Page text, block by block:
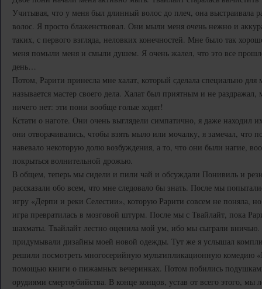
Учитывая, что у меня был длинный волос до плеч, она выстраивала
волос. Я просто блаженствовал. Они мыли меня очень нежно и
таких, с первого взгляда, неловких конечностей. Мне было так
меня помыли меня и смыли душем. Я очень жалел, что это все
день…
Потом, Рарити принесла мне халат, который сделала специально для
называется мастер своего дела. Халат был приятным и не
ничего нет: эти пони вообще голые ходят!
Кстати о наготе. Они очень выглядели симпатично, я даже находил
они отворачивались, чтобы взять мыло или мочалку, я замечал, что
навевало некоторую долю возбуждения, а то, что они были нагие,
покрыться волнительной дрожью.
В общем, теперь мы сидели и пили чай и обсуждали Понивиль и
рассказали обо всем, что мне следовало бы знать. После мы
игру «Дерпи и реки Селестии», которую Рарити совсем не поняла,
игра превратилась в мозговой штурм. После мы с Твайлайт, пока
шахматы. Твайлайт лестно оценила мой ум, ибо мы сыграли вничью.
придумывали дизайны моей новой одежды. Тут же я услышал
решили посмотреть многосерийную мультипликационную комедию
помощью книги о пижамных вечеринках. Потом побились
орудиями смертоубийства. В конце концов, устав от всего этого,